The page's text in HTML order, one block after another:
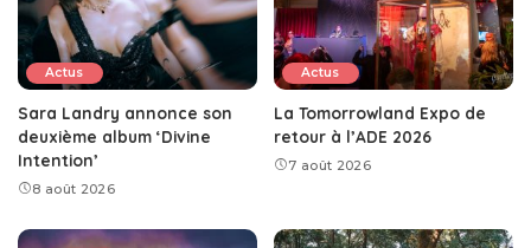
Actus
Sara Landry annonce son
deuxième album ‘Divine
Intention’
8 août 2026
Actus
La Tomorrowland Expo de
retour à l’ADE 2026
7 août 2026